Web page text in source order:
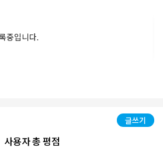
중입니다.
글쓰기
사용자 총 평점